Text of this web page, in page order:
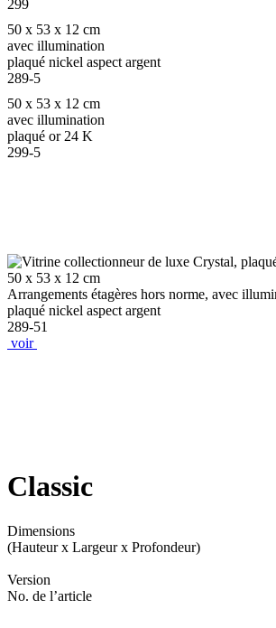
299
50 x 53 x 12 cm
avec illumination
plaqué nickel aspect argent
289-5
50 x 53 x 12 cm
avec illumination
plaqué or 24 K
299-5
50 x 53 x 12 cm
Arrangements étagères hors norme, avec
plaqué nickel aspect argent
289-51
voir
Classic
Dimensions
(Hauteur x Largeur x Profondeur)
Version
No. de l’article